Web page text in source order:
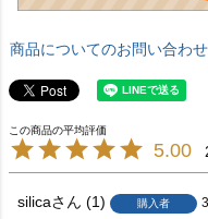
商品についてのお問い合わせ
5.00
silica 1 購入者